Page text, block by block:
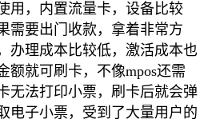
用，内置流量卡，设备比较
需要出门收款，拿着非常方
办理成本比较低，激活成本也
额就可刷卡，不像mpos还需
无法打印小票，刷卡后就会弹
电子小票，受到了大量用户的